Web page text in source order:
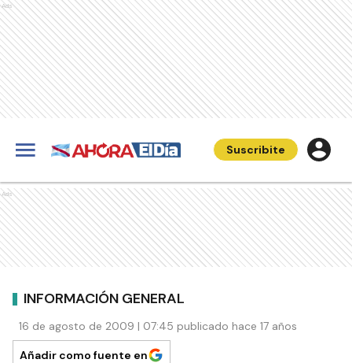
Ads
Suscribite
Ads
INFORMACIÓN GENERAL
16 de agosto de 2009 | 07:45 publicado hace 17 años
Añadir como fuente en